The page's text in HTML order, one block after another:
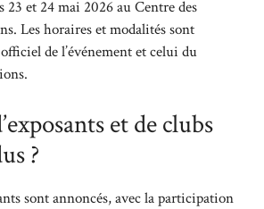
23 et 24 mai 2026 au Centre des
Les horaires et modalités sont
de l’événement et celui du
et de clubs
?
sont annoncés, avec la participation